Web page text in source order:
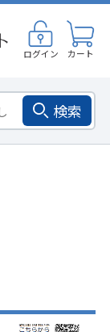
ログイン カート
検索